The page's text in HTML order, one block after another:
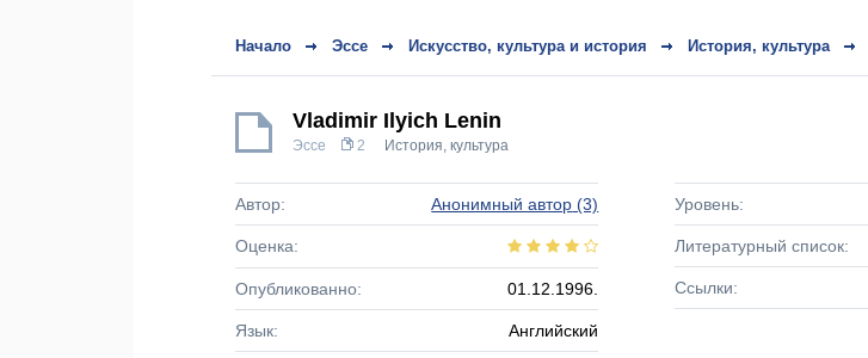
Начало Эссе Искусство, культура и история История, культура
Vladimir Ilyich Lenin
Эссе 2 История, культура
Автор: Анонимный автор (3)
Оценка:
Опубликованно: 01.12.1996.
Язык: Английский
Уровень:
Литературный список:
Ссылки: